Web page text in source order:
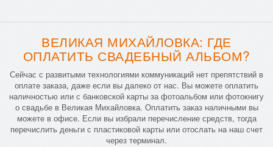
ВЕЛИКАЯ МИХАЙЛОВКА: ГДЕ
ОПЛАТИТЬ СВАДЕБНЫЙ АЛЬБОМ?
Сейчас с развитыми технологиями коммуникаций нет препятствий в
оплате заказа, даже если вы далеко от нас. Вы можете оплатить
наличностью или с банковской карты за фотоальбом или фотокнигу
о свадьбе в Великая Михайловка. Оплатить заказ наличными вы
можете в офисе. Если вы избрали перечисление средств, тогда
перечислить деньги с пластиковой карты или отослать на наш счет
через терминал.